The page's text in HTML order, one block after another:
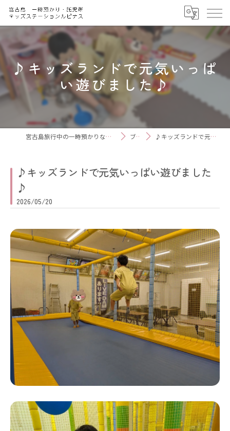
♪キッズランドで元気いっぱ
い遊びました♪
宮古島旅行中の一時預かりなら キッズステーション ルピナス ブログ ♪キッズランドで元気いっぱい遊びました♪
♪キッズランドで元気いっぱい遊びました
♪
2026/05/20